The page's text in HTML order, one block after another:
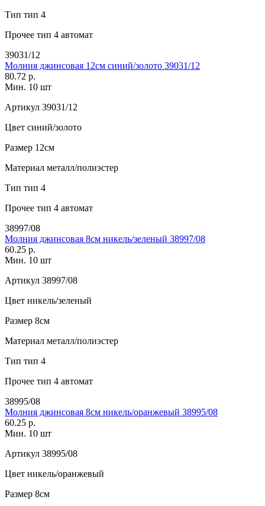
Тип тип 4
Прочее тип 4 автомат
39031/12
Молния джинсовая 12см синий/золото 39031/12
80.72 р.
Мин. 10 шт
Артикул 39031/12
Цвет синий/золото
Размер 12см
Материал металл/полиэстер
Тип тип 4
Прочее тип 4 автомат
38997/08
Молния джинсовая 8см никель/зеленый 38997/08
60.25 р.
Мин. 10 шт
Артикул 38997/08
Цвет никель/зеленый
Размер 8см
Материал металл/полиэстер
Тип тип 4
Прочее тип 4 автомат
38995/08
Молния джинсовая 8см никель/оранжевый 38995/08
60.25 р.
Мин. 10 шт
Артикул 38995/08
Цвет никель/оранжевый
Размер 8см